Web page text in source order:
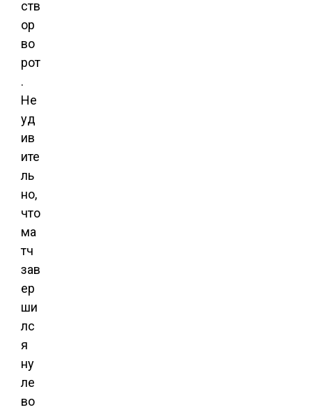
ств
ор
во
рот
.
Не
уд
ив
ите
ль
но,
что
ма
тч
зав
ер
ши
лс
я
ну
ле
во